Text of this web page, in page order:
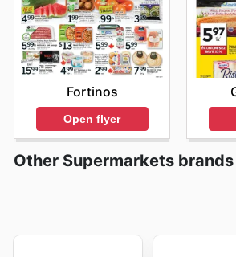
Fortinos
Open flyer
Other Supermarkets brands